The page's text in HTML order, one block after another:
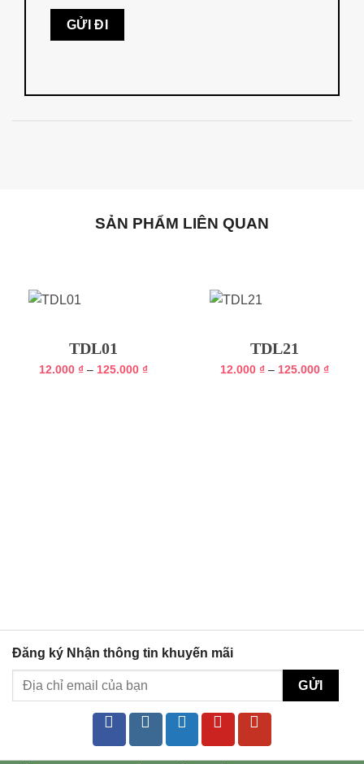
SẢN PHẨM LIÊN QUAN
TDL01
12.000 ₫ – 125.000 ₫Khoảng
TDL21
12.000 ₫ – 125.000 ₫
Đăng ký Nhận thông tin khuyến mãi